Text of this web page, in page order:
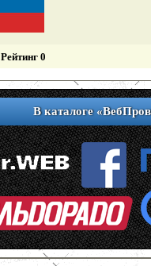
Рейтинг 0
В каталоге